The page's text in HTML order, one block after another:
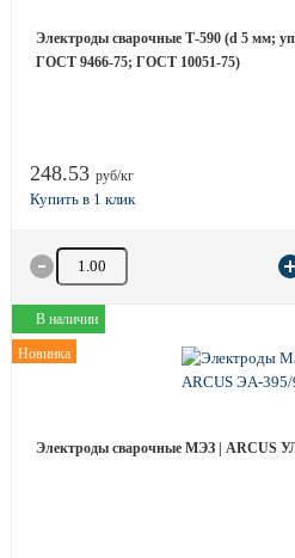
Электроды сварочные Т-590 (d 5 мм;
ГОСТ 9466-75; ГОСТ 10051-75)
248.53 руб/кг
Количество товара
В наличии
Новинка
Электроды сварочные МЭЗ | ARCUS